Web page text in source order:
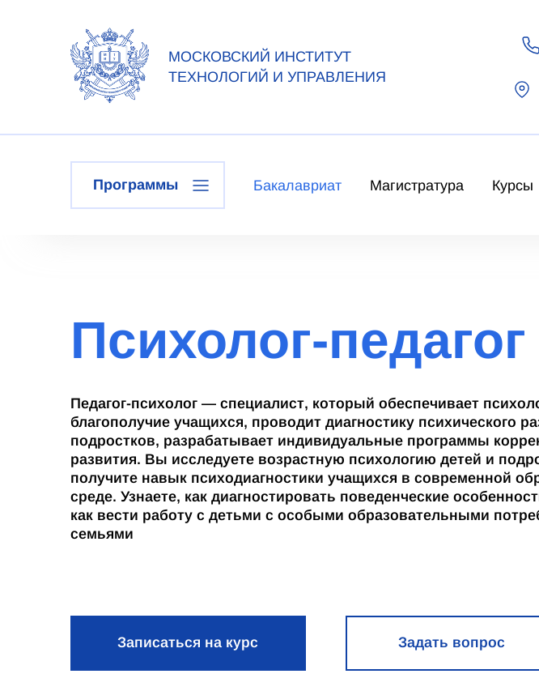
МОСКОВСКИЙ ИНСТИТУТ
ТЕХНОЛОГИЙ И УПРАВЛЕНИЯ
Программы Бакалавриат Магистратура Курсы
Психолог-педагог
Педагог-психолог — специалист, который обеспечивает
благополучие учащихся, проводит диагностику психического
подростков, разрабатывает индивидуальные программы
развития. Вы исследуете возрастную психологию детей и
получите навык психодиагностики учащихся в современной
среде. Узнаете, как диагностировать поведенческие
как вести работу с детьми с особыми образовательными
семьями
Записаться на курс Задать вопрос